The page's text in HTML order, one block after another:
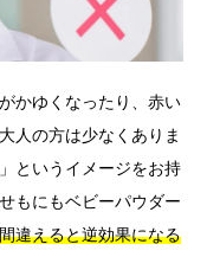
かゆくなったり、赤い
人の方は少なくありま
というイメージをお持
もにもベビーパウダー
違えると逆効果になる
English